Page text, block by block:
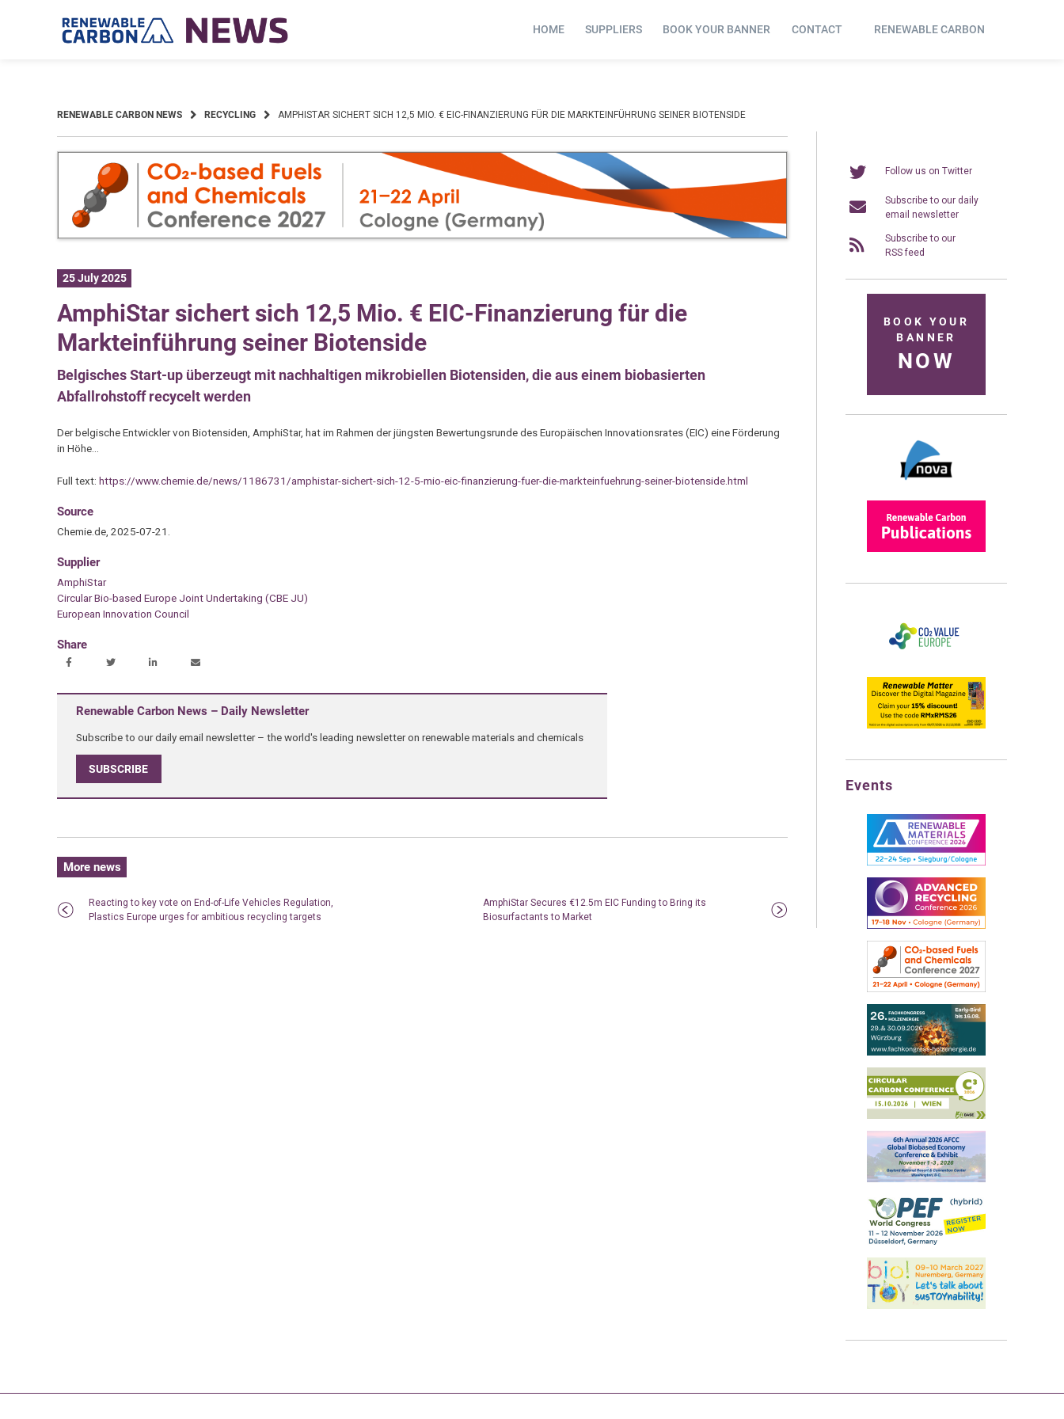
HOME SUPPLIERS BOOK YOUR BANNER CONTACT RENEWABLE CARBON
RENEWABLE CARBON NEWS RECYCLING AMPHISTAR SICHERT SICH 12,5 MIO. € EIC-FINANZIERUNG FÜR DIE MARKTEINFÜHRUNG SEINER BIOTENSIDE
25 July 2025
AmphiStar sichert sich 12,5 Mio. € EIC-Finanzierung für die
Markteinführung seiner Biotenside
Belgisches Start-up überzeugt mit nachhaltigen mikrobiellen Biotensiden, die aus einem biobasierten
Abfallrohstoff recycelt werden
Der belgische Entwickler von Biotensiden, AmphiStar, hat im Rahmen der jüngsten Bewertungsrunde des Europäischen Innovationsrates (EIC) eine Förderung
in Höhe…
Full text: https://www.chemie.de/news/1186731/amphistar-sichert-sich-12-5-mio-eic-finanzierung-fuer-die-markteinfuehrung-seiner-biotenside.html
Source
Chemie.de, 2025-07-21.
Supplier
AmphiStar
Circular Bio-based Europe Joint Undertaking (CBE JU)
European Innovation Council
Share
Renewable Carbon News – Daily Newsletter
Subscribe to our daily email newsletter – the world's leading newsletter on renewable materials and chemicals
SUBSCRIBE
More news
Reacting to key vote on End-of-Life Vehicles Regulation,
Plastics Europe urges for ambitious recycling targets
AmphiStar Secures €12.5m EIC Funding to Bring its
Biosurfactants to Market
Follow us on Twitter
Subscribe to our daily
email newsletter
Subscribe to our
RSS feed
BOOK YOUR
BANNER
NOW
Events